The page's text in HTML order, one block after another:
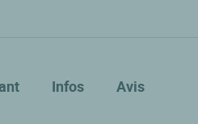
Infos Avis